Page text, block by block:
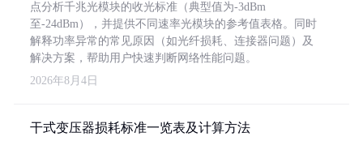
点分析千兆光模块的收光标准（典型值为-3dBm
至-24dBm），并提供不同速率光模块的参考值表格。同时
解释功率异常的常见原因（如光纤损耗、连接器问题）及
解决方案，帮助用户快速判断网络性能问题。
2026年8月4日
干式变压器损耗标准一览表及计算方法